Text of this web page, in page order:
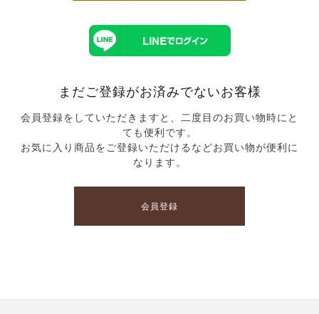
まだご登録がお済みでないお客様
会員登録をしていただきますと、二度目のお買い物時にと
ても便利です。
お気に入り商品をご登録いただけるなどお買い物が便利に
なります。
会員登録